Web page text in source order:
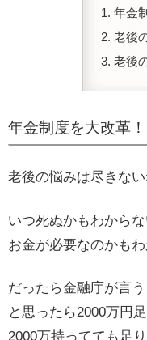
年金
老後
老後
年金制度を大改革！
老後の悩みは尽きない
いつ死ぬかもわから
お金が必要なのかもわ
だったら金融庁が言
と思ったら2000万円
2000万持ってても足